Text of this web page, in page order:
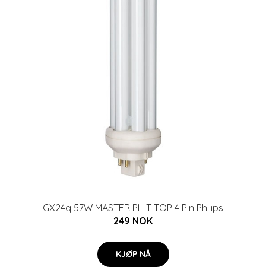
GX24q 57W MASTER PL-T TOP 4 Pin Philips
249 NOK
KJØP NÅ